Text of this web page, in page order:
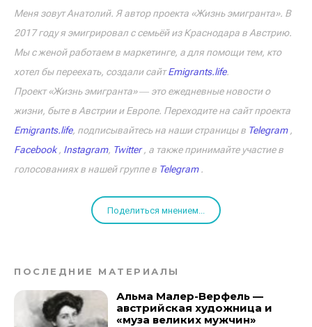
Меня зовут Анатолий. Я автор проекта «Жизнь эмигранта». В
2017 году я эмигрировал с семьёй из Краснодара в Австрию.
Мы с женой работаем в маркетинге, а для помощи тем, кто
хотел бы переехать, создали сайтEmigrants.life.
Проект «Жизнь эмигранта» ― это ежедневные новости о
жизни, быте в Австрии и Европе. Переходите на сайт проекта
Emigrants.life, подписывайтесь на наши страницы в Telegram,
Facebook, Instagram, Twitter, а также принимайте участие в
голосованиях в нашей группе в Telegram.
Поделиться мнением...
ПОСЛЕДНИЕ МАТЕРИАЛЫ
Альма Малер-Верфель —
австрийская художница и
«муза великих мужчин»